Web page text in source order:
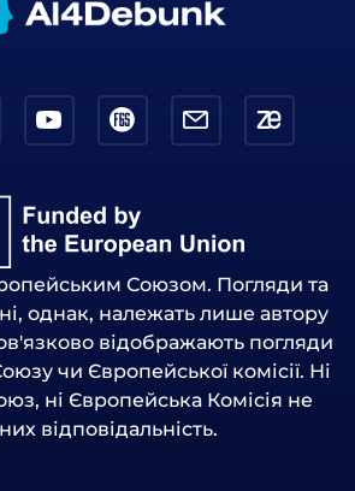
Союзом. Погляди та
однак, належать лише автору
відображають погляди
чи Європейської комісії. Ні
ні Європейська Комісія не
відповідальність.